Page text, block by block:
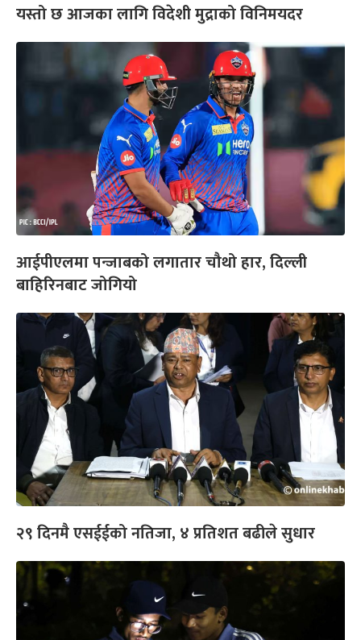
यस्तो छ आजका लागि विदेशी मुद्राको विनिमयदर
आईपीएलमा पन्जाबको लगातार चौथो हार, दिल्ली
बाहिरिनबाट जोगियो
२९ दिनमै एसईईको नतिजा, ४ प्रतिशत बढीले सुधार